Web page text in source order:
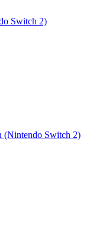
Switch 2)
(Nintendo Switch 2)